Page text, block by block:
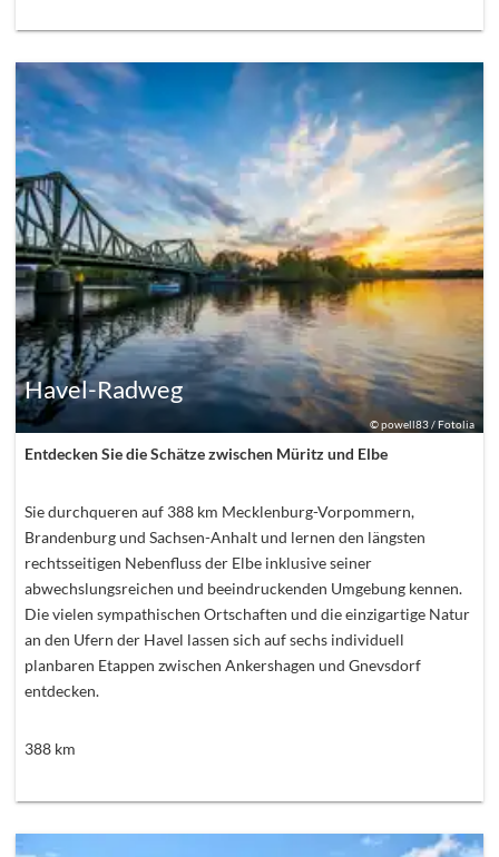
©powell83 / Fotolia
Havel-Radweg
Entdecken Sie die Schätze zwischen Müritz und Elbe
Sie durchqueren auf 388 km Mecklenburg-Vorpommern,
Brandenburg und Sachsen-Anhalt und lernen den längsten
rechtsseitigen Nebenfluss der Elbe inklusive seiner
abwechslungsreichen und beeindruckenden Umgebung kennen.
Die vielen sympathischen Ortschaften und die einzigartige Natur
an den Ufern der Havel lassen sich auf sechs individuell
planbaren Etappen zwischen Ankershagen und Gnevsdorf
entdecken.
388km